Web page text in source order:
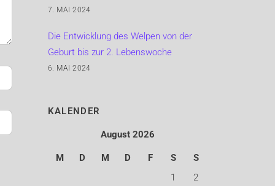
7. MAI 2024
Die Entwicklung des Welpen von der
Geburt bis zur 2. Lebenswoche
6. MAI 2024
KALENDER
August 2026
M D M D F S
S
1
2